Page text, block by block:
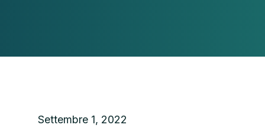
Settembre 1, 2022